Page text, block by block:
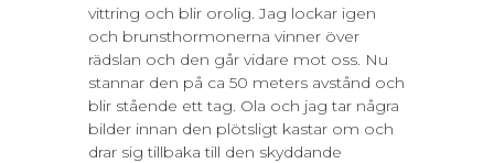
vittring och blir orolig. Jag lockar igen
och brunsthormonerna vinner över
rädslan och den går vidare mot oss. Nu
stannar den på ca 50 meters avstånd och
blir stående ett tag. Ola och jag tar några
bilder innan den plötsligt kastar om och
drar sig tillbaka till den skyddande